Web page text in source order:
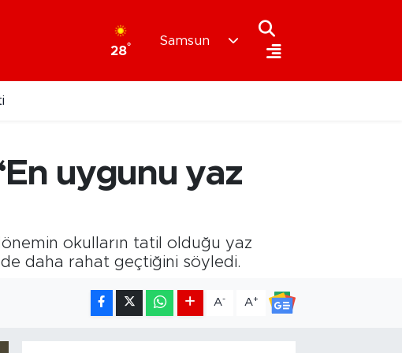
28°
Samsun
uygunu yaz
okulların tatil olduğu yaz
daha rahat geçtiğini söyledi.
A- A+